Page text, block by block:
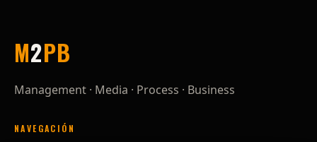
M2PB
Management · Media · Process · Business
NAVEGACIÓN